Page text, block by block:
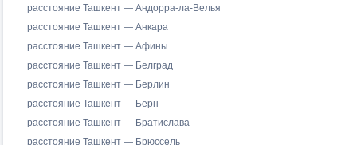
расстояние Ташкент — Андорра-ла-Велья
расстояние Ташкент — Анкара
расстояние Ташкент — Афины
расстояние Ташкент — Белград
расстояние Ташкент — Берлин
расстояние Ташкент — Берн
расстояние Ташкент — Братислава
расстояние Ташкент — Брюссель